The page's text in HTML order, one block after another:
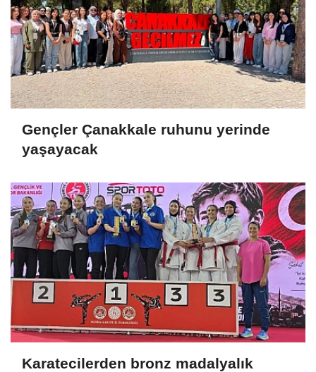
Gençler Çanakkale ruhunu yerinde
yaşayacak
Karatecilerden bronz madalyalık